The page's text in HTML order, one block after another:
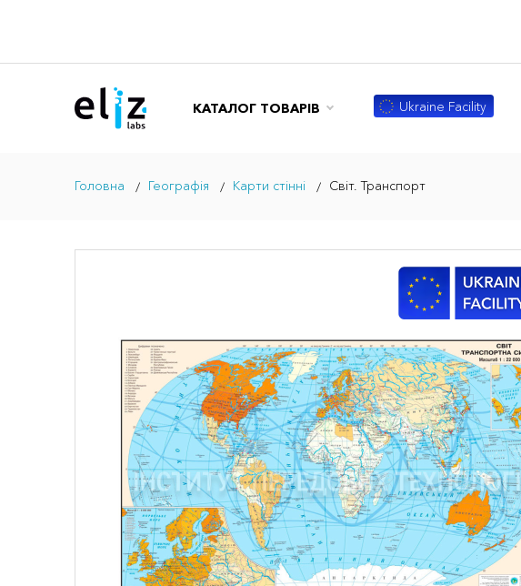
КАТАЛОГ ТОВАРІВ Ukraine Facility
Головна Географія Карти стінні Світ. Транспорт